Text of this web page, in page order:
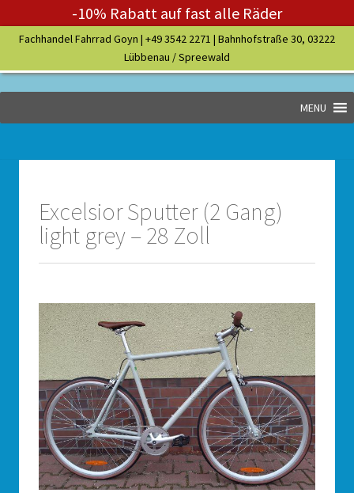
-10% Rabatt auf fast alle Räder
Fachhandel Fahrrad Goyn | +49 3542 2271 | Bahnhofstraße 30, 03222
Lübbenau / Spreewald
MENU
Excelsior Sputter (2 Gang)
light grey – 28 Zoll